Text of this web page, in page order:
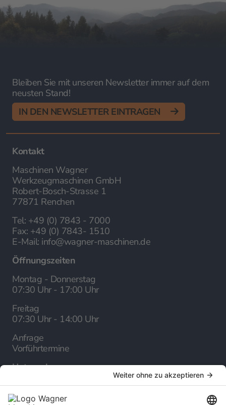
Bleiben Sie mit unseren Newsletter immer auf dem
neusten Stand!
IN DEN NEWSLETTER EINTRAGEN
Kontakt
Maschinen Wagner
Werkzeugmaschinen GmbH
Robert-Bosch-Strasse 1
77871 Renchen
Tel: +49 (0) 7843 - 7000
Fax: +49 (0) 7843- 1510
E-Mail: info@wagner-maschinen.de
Öffnungszeiten
Montag - Donnerstag
07:30 Uhr - 17:00 Uhr
Freitag
07:30 Uhr - 14:00 Uhr
Anfrage
Vorführtermine
Unternehmen
Über uns
Karriere